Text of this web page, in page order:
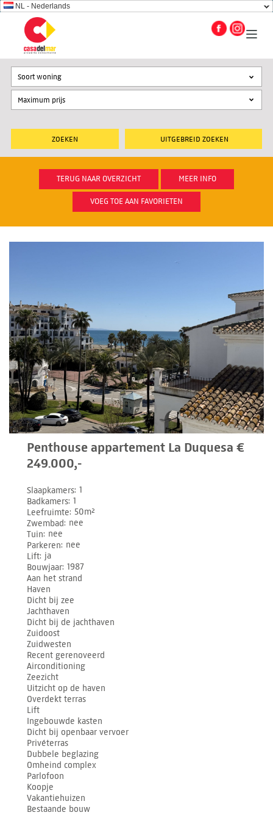
NL - Nederlands
UITGEBREID ZOEKEN
Soort woning
TERUG NAAR OVERZICHT MEER INFO
VOEG TOE AAN FAVORIETEN
Penthouse appartement La Duquesa €
249.000,-
Slaapkamers 1
Badkamers 1
Leefruimte 50m²
Zwembad nee
Tuin nee
Parkeren nee
Lift ja
Bouwjaar 1987
Aan het strand
Haven
Dicht bij zee
Jachthaven
Dicht bij de jachthaven
Zuidoost
Zuidwesten
Recent gerenoveerd
Airconditioning
Zeezicht
Uitzicht op de haven
Overdekt terras
Lift
Ingebouwde kasten
Dicht bij openbaar vervoer
Privéterras
Dubbele beglazing
Omheind complex
Parlofoon
Koopje
Vakantiehuizen
Bestaande bouw